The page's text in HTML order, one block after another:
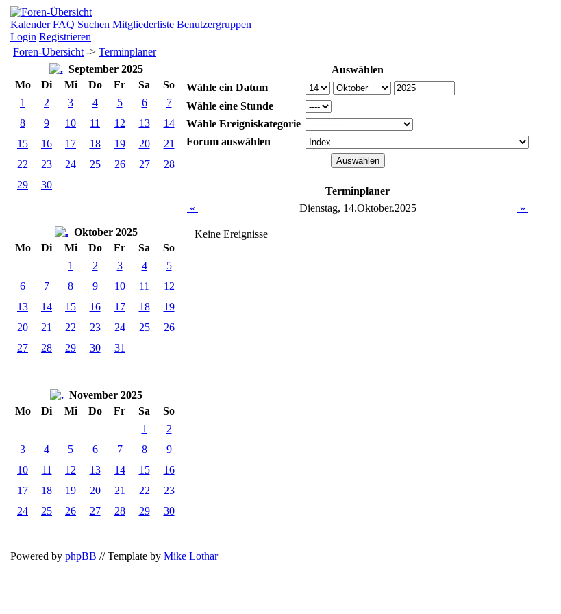
Kalender FAQ Suchen Mitgliederliste Benutzergruppen
Login Registrieren
Foren-Übersicht -> Terminplaner
September 2025
Mo
Di Mi Do Fr Sa
So
1
2 3 4 5 6
7
8
9 10 11 12 13
14
15
16 17 18 19 20
21
22
23 24 25 26 27
28
29
30
Oktober 2025
Mo
Di Mi Do Fr Sa
So
1
2 3 4
5
6
7 8 9 10 11
12
13
14 15 16 17 18
19
20
21 22 23 24 25
26
27
28 29 30 31
November 2025
Mo
Di Mi Do Fr Sa
So
1
2
3
4 5 6 7 8
9
10
11 12 13 14 15
16
17
18 19 20 21 22
23
24
25 26 27 28 29 30
Auswählen
Wähle ein Datum
Wähle eine Stunde
Wähle Ereigniskategorie
Forum auswählen
Terminplaner
«
Dienstag, 14.Oktober.2025 »
Keine Ereignisse
Powered by phpBB // Template by Mike Lothar